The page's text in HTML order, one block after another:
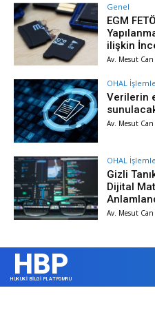
Genel
EGM
ilişkin
Av. Mesut Can
OHAL
Verilerin
Av. Mesut Can
OHAL
Gizli
Dijital
Av. Mesut Can
HBP
HUKUKİ BİLGİ PLATFOMRU